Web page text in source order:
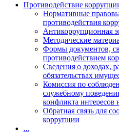
Противодействие
Нормативные
противодействия
Антикоррупционная
Методические
Формы документов,
противодействием
Сведения о доходах,
обязательствах
Комиссия по
служебному
конфликта
Обратная связь для
коррупции
...